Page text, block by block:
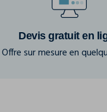
Devis gratuit en
Offre sur mesure en